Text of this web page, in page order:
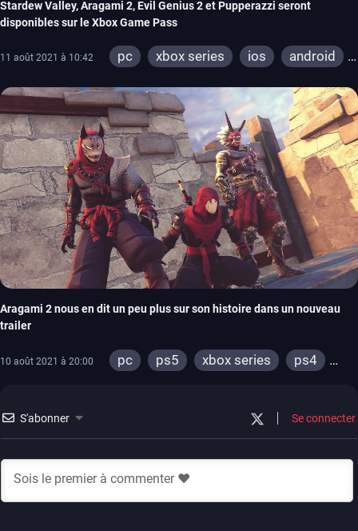
Stardew Valley, Aragami 2, Evil Genius 2 et Pupperazzi seront
disponibles sur le Xbox Game Pass
11 août 2021 à 10:42 pc xbox series ios
android
Aragami 2 nous en dit un peu plus sur son histoire dans un nouveau
trailer
10 août 2021 à 20:00 pc ps5 xbox series
ps4
S'abonner Se connecter